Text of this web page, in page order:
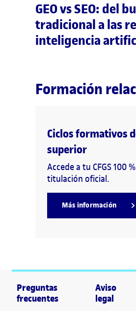
GEO vs SEO: del
tradicional a las
inteligencia
Formación
Ciclos formativos
superior
Accede a tu CFGS 100
titulación oficial.
Más información
Preguntas
frecuentes
Aviso
legal